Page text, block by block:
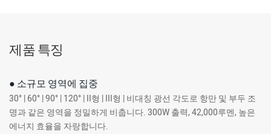
제품 특징
● 소규모 영역에 집중
30° | 60° | 90° | 120° | II형 | III형 | 비대칭 광선 각도로 항만 및 부두 조
명과 같은 영역을 정밀하게 비춥니다. 300W 출력, 42,000루멘, 높은
에너지 효율을 자랑합니다.